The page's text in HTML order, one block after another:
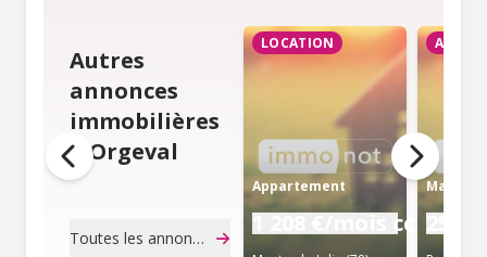
Autres
annonces
immobilières
à Orgeval
Toutes les annonces de notaire
LOCATION
Appartement
1 208 €/mois cc
ACHAT
Maison